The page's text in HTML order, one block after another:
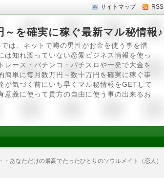
サイトマップ RSS
を確実に稼ぐ最新マル秘情報♪
は、ネットで噂の男性がお金を使う事を惜
は知れ渡っていない恋愛ビジネス情報を使っ
レース・パチンコ・パチスロや一発で大金を
単に毎月数万円～数十万円を確実に稼ぐ事
が気づく前にいち早くマル秘情報をGETして
意義に使って貴方の自由に使う事の出来るお
あなただけの最高でたったひとりのソウルメイト（恋人）